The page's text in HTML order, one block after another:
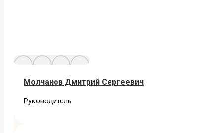
Молчанов Дмитрий Сергеевич
Руководитель